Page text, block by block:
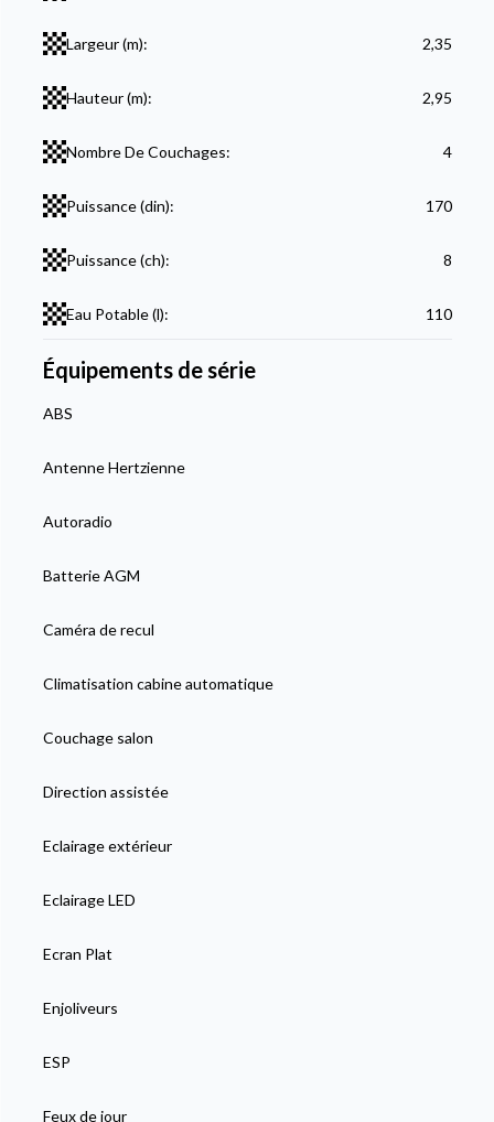
Largeur (m): 2,35
Hauteur (m): 2,95
Nombre De Couchages: 4
Puissance (din): 170
Puissance (ch): 8
Eau Potable (l): 110
Équipements de série
ABS
Antenne Hertzienne
Autoradio
Batterie AGM
Caméra de recul
Climatisation cabine automatique
Couchage salon
Direction assistée
Eclairage extérieur
Eclairage LED
Ecran Plat
Enjoliveurs
ESP
Feux de jour